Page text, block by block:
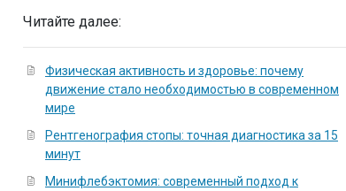
Читайте далее:
Физическая активность и здоровье: почему
движение стало необходимостью в современном
мире
Рентгенография стопы: точная диагностика за 15
минут
Минифлебэктомия: современный подход к